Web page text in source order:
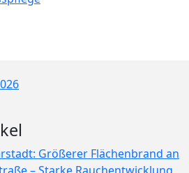
Größerer Flächenbrand an